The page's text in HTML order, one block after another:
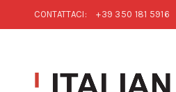
CONTATTACI: +39 350 181 5916